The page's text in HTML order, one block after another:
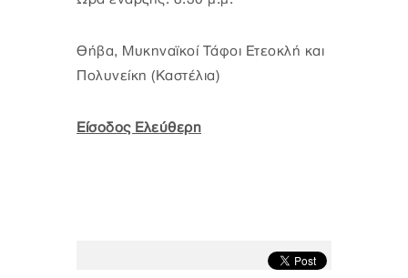
Θήβα, Μυκηναϊκοί Τάφοι Ετεοκλή και
Πολυνείκη (Καστέλια)
Είσοδος Ελεύθερη